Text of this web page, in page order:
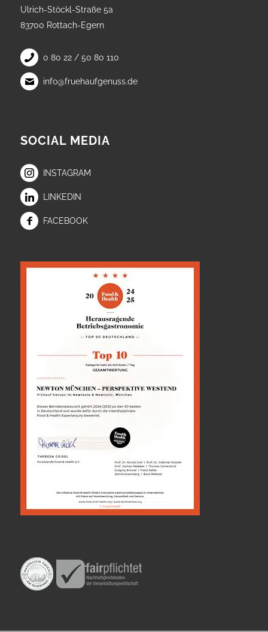
Ulrich-Stöckl-Straße 5a
83700 Rottach-Egern
0 80 22 / 50 80 110
info@fruehaufgenuss.de
SOCIAL MEDIA
INSTAGRAM
LINKEDIN
FACEBOOK